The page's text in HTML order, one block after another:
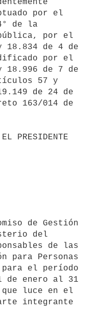
por el
de la
por el
de 4 de
por el
de 7 de
57 y
de 24 de
163/014 de
del
de las
para Personas
el período
de enero al 31
que luce en el
integrante